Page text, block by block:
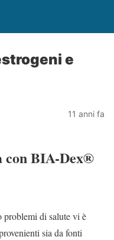
e
11 anni fa
con BIA-Dex®
problemi di salute vi è
sia da fonti